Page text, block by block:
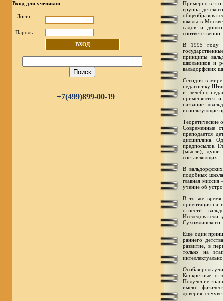
Вход для учеников
Логин:
Пароль:
ВХОД
+7(499)899-00-19
Примерно в это
группа
школы в
садов и
соответственно.
В 1995 году в
принципы
школьников и
вальдорфских
Сегодня в
педагогику
и лечебно-
применяются
название
использующие
Теоретические
Современные
преподается
дисциплина.
предпосылок.
(мысли), души
составляющих.
В
подобных
главная миссия
учение об
В то же время,
ориентация на
отнести
Еще один
раннего
развитие, в
только на
Особая роль
Конкретные
Получение
имеют
доверия,